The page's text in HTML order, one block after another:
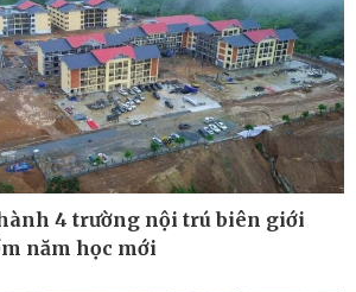
4 trường nội trú biên giới
năm học mới